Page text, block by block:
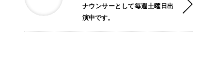
ナウンサーとして毎週土曜日出
演中です。